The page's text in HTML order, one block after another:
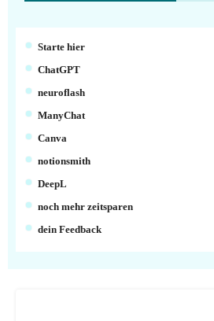
Starte hier
ChatGPT
neuroflash
ManyChat
Canva
notionsmith
DeepL
noch mehr zeitsparen
dein Feedback